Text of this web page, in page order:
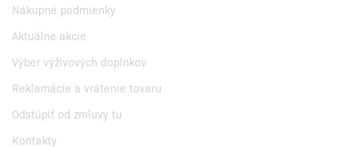
Nákupné podmienky
Aktuálne akcie
Výber výživových doplnkov
Reklamácie a vrátenie tovaru
Odstúpiť od zmluvy tu
Kontakty